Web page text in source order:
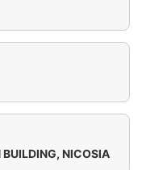
BUILDING, NICOSIA